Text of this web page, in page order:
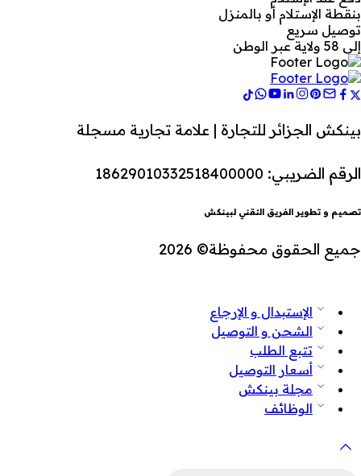
بنقطة الإستلام أو بالمنزل
توصيل سريع
إلى 58 ولاية عبر الوطن
بينكش الجزائر للتجارة | علامة تجارية مسجلة
الرقم الضريبي: 18629010332518400000
تصميم و تطوير الفريق التقني لبينكش
جميع الحقوق محفوظة© 2026
الإستبدال و الإرجاع
الشحن و التوصيل
تتبع الطلب
أسعار التوصيل
مجلة بينكش
الوظائف